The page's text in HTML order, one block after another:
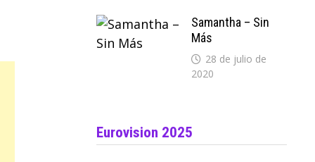
Samantha – Sin
Más
28 de julio de
2020
Eurovision 2025